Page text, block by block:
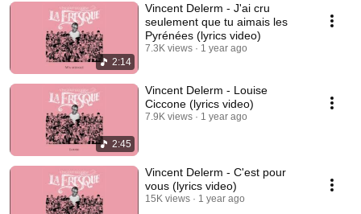
2:14
Vincent Delerm - J'ai cru
seulement que tu aimais les
Pyrénées (lyrics video)
7.3K views 1 year ago
2:45
Vincent Delerm - Louise
Ciccone (lyrics video)
7.9K views 1 year ago
Vincent Delerm - C'est pour
vous (lyrics video)
15K views 1 year ago